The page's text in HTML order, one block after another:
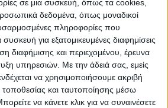
σε μια συσκευή, όπως τα cookies,
δεδομένα, όπως μοναδικοί
πληροφορίες που
για εξατομικευμένες διαφημίσεις
διαφήμισης και περιεχομένου, έρευνα
υπηρεσιών. Με την άδειά σας, εμείς
να χρησιμοποιήσουμε ακριβή
και ταυτοποίησης μέσω
να κάνετε κλικ για να συναινέσετε
και ευρύτερα της Θεσσαλίας
όλα
ΕΠΟΜΕΝΟ ΑΡΘΡΟ
Η Μαιευτική – Γυναικολογική
Κλινική δίνει… περισσότερη
ζωή στην Καρδίτσα